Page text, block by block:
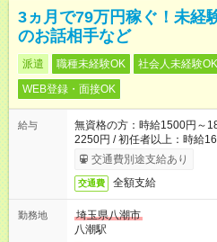
3ヵ月で79万円稼ぐ！未経
のお話相手など
派遣 職種未経験OK 社会人未経験OK
WEB登録・面接OK
給与
無資格の方：時給1500円～
2250円 / 初任者以上：時給
交通費別途支給あり
交通費 全額支給
勤務地
埼玉県八潮市
八潮駅